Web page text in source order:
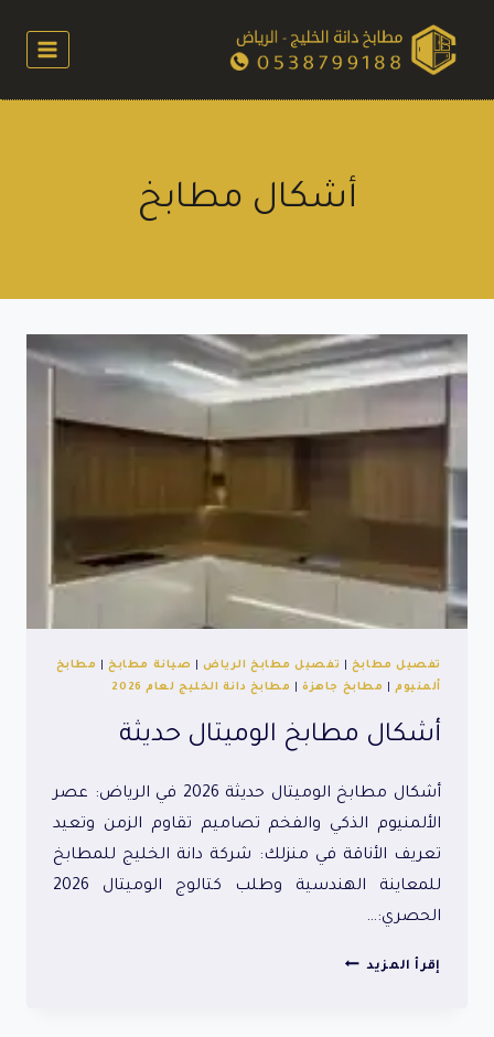
المحتوى
أشكال مطابخ
تفصيل مطابخ تفصيل مطابخ الرياض| صيانة مطابخ|
مطابخ
ألمنيوم| مطابخ جاهزة| مطابخ دانة الخليج لعام 2026
أشكال مطابخ الوميتال حديثة
أشكال مطابخ الوميتال حديثة 2026 في الرياض: عصر
الألمنيوم الذكي والفخم تصاميم تقاوم الزمن وتعيد
تعريف الأناقة في منزلك: شركة دانة الخليج للمطابخ
للمعاينة الهندسية وطلب كتالوج الوميتال 2026
الحصري:…
إقرأ المزيد أشكال